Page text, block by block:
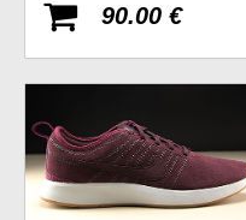
90.00 €